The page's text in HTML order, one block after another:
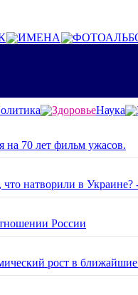
ИМЕНА
ЗдоровьеНаука
на 70 лет фильм ужасов.
натворили в
России
рост в